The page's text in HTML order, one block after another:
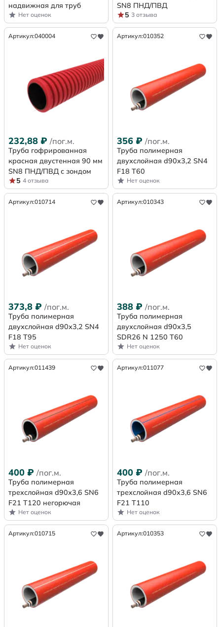
надвижная для труб
Нет оценок
SN8 ПНД/ПВД
5 3 отзыва
Артикул:040004
232,88 ₽ /пог.м.
Труба гофрированная
красная двустенная 90 мм
SN8 ПНД/ПВД с зондом
5 4 отзыва
Артикул:010352
356 ₽ /пог.м.
Труба полимерная
двухслойная d90х3,2 SN4
F18 Т60
Нет оценок
Артикул:010714
373,8 ₽ /пог.м.
Труба полимерная
двухслойная d90х3,2 SN4
F18 Т95
Нет оценок
Артикул:010343
388 ₽ /пог.м.
Труба полимерная
двухслойная d90x3,5
SDR26 N 1250 Т60
Нет оценок
Артикул:011439
400 ₽ /пог.м.
Труба полимерная
трехслойная d90х3,6 SN6
F21 Т120 негорючая
Нет оценок
Артикул:011077
400 ₽ /пог.м.
Труба полимерная
трехслойная d90х3,6 SN6
F21 Т110
Нет оценок
Артикул:010715 Артикул:010353